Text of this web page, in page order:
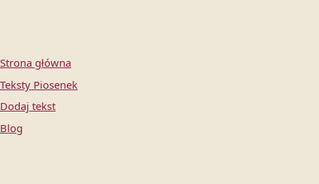
Strona główna
Teksty Piosenek
Dodaj tekst
Blog